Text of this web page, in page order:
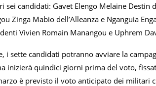
sei candidati: Gavet Elengo Melaine
Zinga Mabio dell’Alleanza e Nganguia
Vivien Romain Manangou e Uphrem
i sette candidati potranno avviare la
inizierà quindici giorni prima del voto,
è previsto il voto anticipato dei militari